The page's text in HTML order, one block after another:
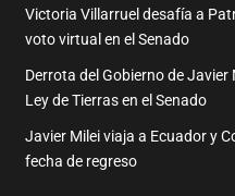
Victoria Villarruel desafía a
voto virtual en el Senado
Derrota del Gobierno de Javier
Ley de Tierras en el Senado
Javier Milei viaja a Ecuador y
fecha de regreso